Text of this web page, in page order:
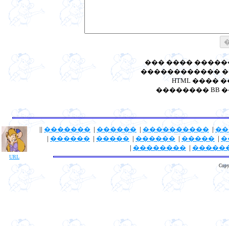
��� ����
������������
HTML
�������� BB
URL
|| ������� | ������ | ���������� |
| ������ | ����� | ������ | ����� |
| �������� |